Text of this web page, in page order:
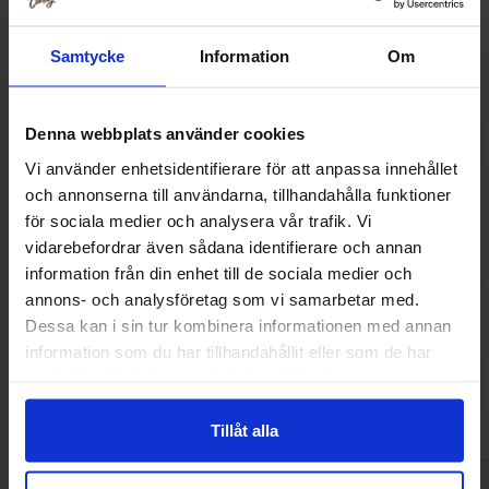
Samtycke Information Om
Denna webbplats använder cookies
Vi använder enhetsidentifierare för att anpassa innehållet
och annonserna till användarna, tillhandahålla funktioner
för sociala medier och analysera vår trafik. Vi
vidarebefordrar även sådana identifierare och annan
information från din enhet till de sociala medier och
annons- och analysföretag som vi samarbetar med.
Dessa kan i sin tur kombinera informationen med annan
information som du har tillhandahållit eller som de har
Tillåt alla
Sallos Lakris 750g
119.90 kr
Vidal Filled Wild